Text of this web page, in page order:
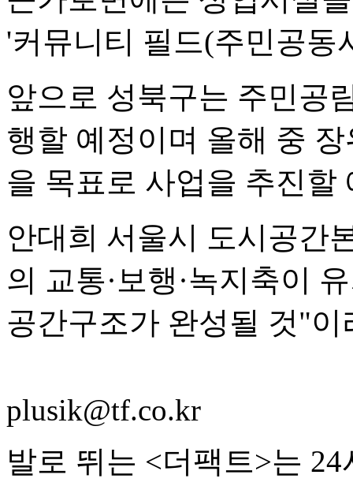
'커뮤니티 필드(주민공동
앞으로 성북구는 주민공
행할 예정이며 올해 중
을 목표로 사업을 추진할
안대희 서울시 도시공간
의 교통·보행·녹지축이
공간구조가 완성될 것"이
plusik@tf.co.kr
발로 뛰는 <더팩트>는